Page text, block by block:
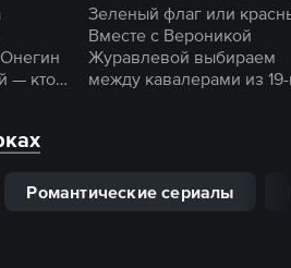
— кто
Зеленый флаг или
Вместе с Вероникой
Журавлевой выбираем
между кавалерами из 19-
Романтические сериалы